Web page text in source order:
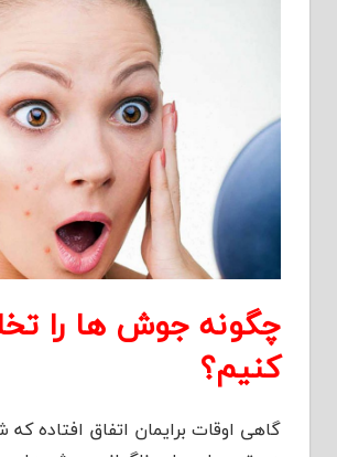
چگونه جوش ها را
کنیم؟
گاهی اوقات برایمان اتفاق افتاده